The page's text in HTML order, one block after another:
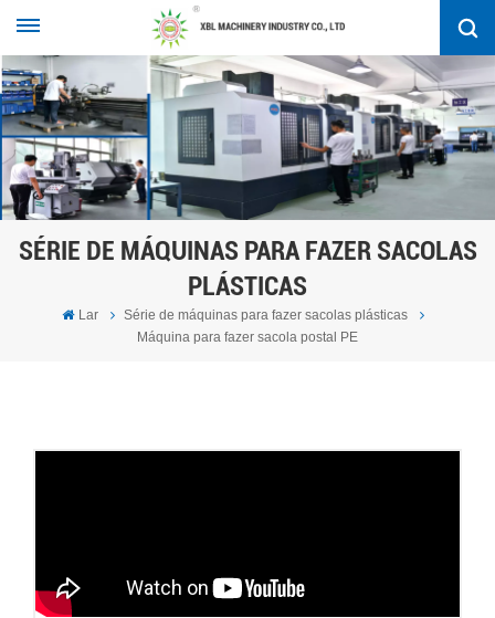
SÉRIE DE MÁQUINAS PARA FAZER SACOLAS
PLÁSTICAS
Lar
Série de máquinas para fazer sacolas plásticas
Máquina para fazer sacola postal PE